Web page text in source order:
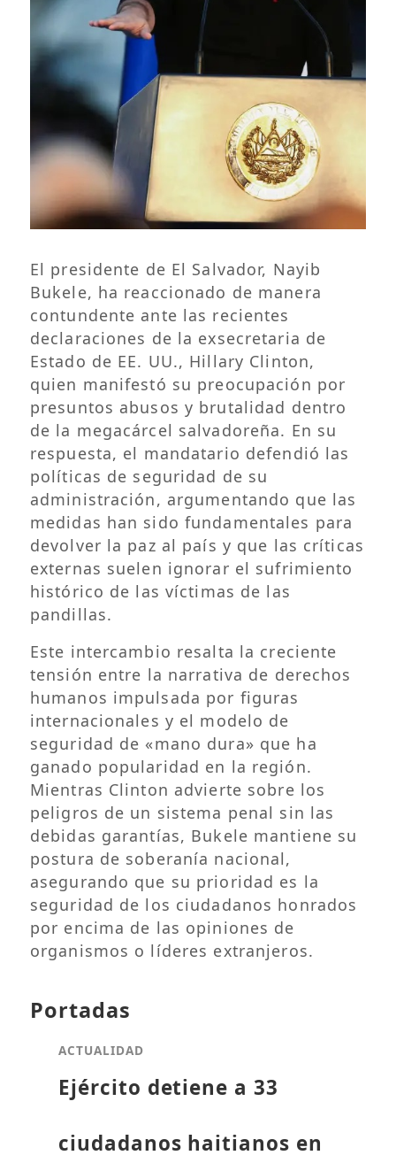
El presidente de El Salvador, Nayib
Bukele, ha reaccionado de manera
contundente ante las recientes
declaraciones de la exsecretaria de
Estado de EE. UU., Hillary Clinton,
quien manifestó su preocupación por
presuntos abusos y brutalidad dentro
de la megacárcel salvadoreña. En su
respuesta, el mandatario defendió las
políticas de seguridad de su
administración, argumentando que las
medidas han sido fundamentales para
devolver la paz al país y que las críticas
externas suelen ignorar el sufrimiento
histórico de las víctimas de las
pandillas.
Este intercambio resalta la creciente
tensión entre la narrativa de derechos
humanos impulsada por figuras
internacionales y el modelo de
seguridad de «mano dura» que ha
ganado popularidad en la región.
Mientras Clinton advierte sobre los
peligros de un sistema penal sin las
debidas garantías, Bukele mantiene su
postura de soberanía nacional,
asegurando que su prioridad es la
seguridad de los ciudadanos honrados
por encima de las opiniones de
organismos o líderes extranjeros.
Portadas
ACTUALIDAD
Ejército detiene a 33
ciudadanos haitianos en